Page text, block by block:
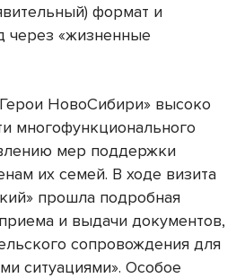
формат и
через «жизненные
НовоСибири» высоко
многофункционального
мер поддержки
их семей. В ходе визита
прошла подробная
и выдачи документов,
сопровождения для
ситуациями». Особое